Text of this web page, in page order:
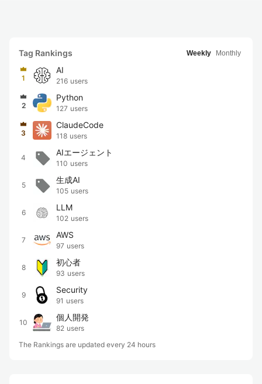
Tag Rankings Weekly Monthly
1
AI
216 users
2
Python
127 users
3
ClaudeCode
118 users
4
AIエージェント
110 users
5
生成AI
105 users
6
LLM
102 users
7
AWS
97 users
8
初心者
93 users
9
Security
91 users
10
個人開発
82 users
The Rankings are updated every 24 hours